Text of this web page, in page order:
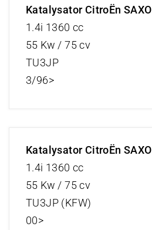
Katalysator CitroËn SAXO
1.4i 1360 cc
55 Kw / 75 cv
TU3JP
3/96>
Katalysator CitroËn SAXO
1.4i 1360 cc
55 Kw / 75 cv
TU3JP (KFW)
00>